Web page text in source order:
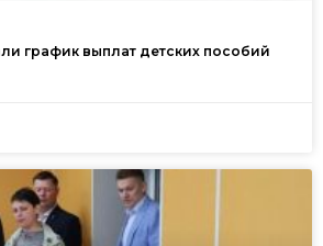
график выплат детских пособий